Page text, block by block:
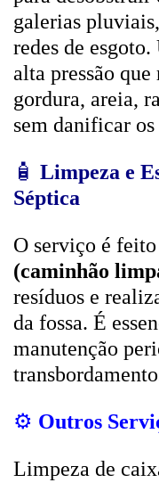
galerias
redes de
alta pressão
gordura, areia,
sem danificar os
🧴 Limpeza e
Séptica
O serviço é
(caminhão
resíduos e
da fossa. É
manutenção
⚙️ Outros
Limpeza de